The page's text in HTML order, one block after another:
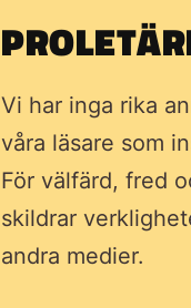
Vi har inga rika
våra läsare som
För välfärd, fred
skildrar
andra medier.